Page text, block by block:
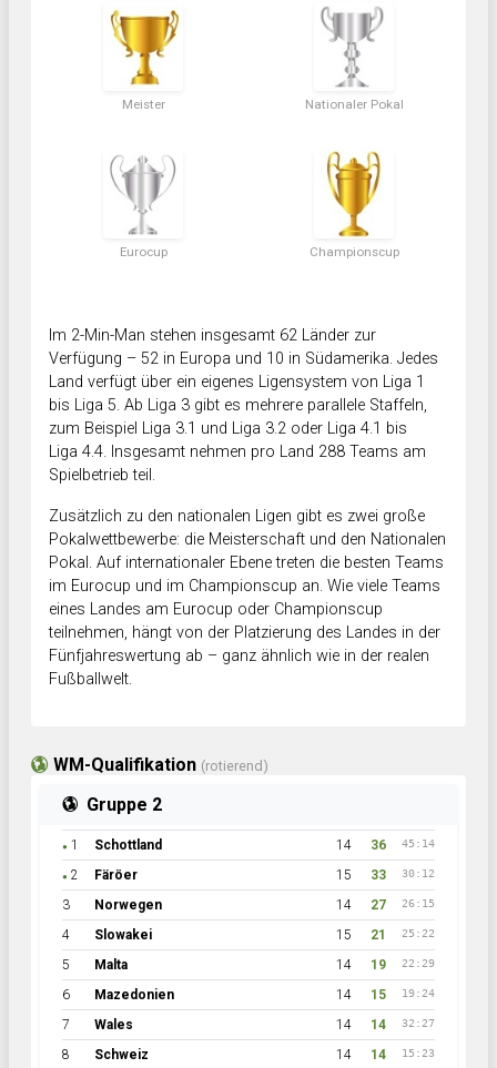
Meister Nationaler Pokal
Eurocup Championscup
Im 2-Min-Man stehen insgesamt 62 Länder zur
Verfügung – 52 in Europa und 10 in Südamerika. Jedes
Land verfügt über ein eigenes Ligensystem von Liga 1
bis Liga 5. Ab Liga 3 gibt es mehrere parallele Staffeln,
zum Beispiel Liga 3.1 und Liga 3.2 oder Liga 4.1 bis
Liga 4.4. Insgesamt nehmen pro Land 288 Teams am
Spielbetrieb teil.
Zusätzlich zu den nationalen Ligen gibt es zwei große
Pokalwettbewerbe: die Meisterschaft und den Nationalen
Pokal. Auf internationaler Ebene treten die besten Teams
im Eurocup und im Championscup an. Wie viele Teams
eines Landes am Eurocup oder Championscup
teilnehmen, hängt von der Platzierung des Landes in der
Fünfjahreswertung ab – ganz ähnlich wie in der realen
Fußballwelt.
WM-Qualifikation (rotierend)
Gruppe 2
● 1 Schottland 14 36 45:14
● 2 Färöer 15 33 30:12
3 Norwegen 14 27 26:15
4 Slowakei 15 21 25:22
5 Malta 14 19 22:29
6 Mazedonien 14 15 19:24
7 Wales 14 14 32:27
8 Schweiz 14 14 15:23